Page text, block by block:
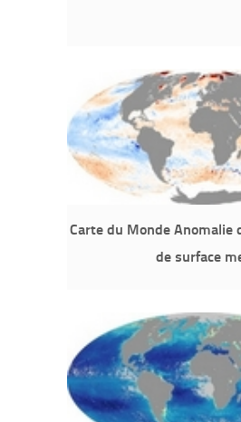
Carte du Monde Anomalie
de surface